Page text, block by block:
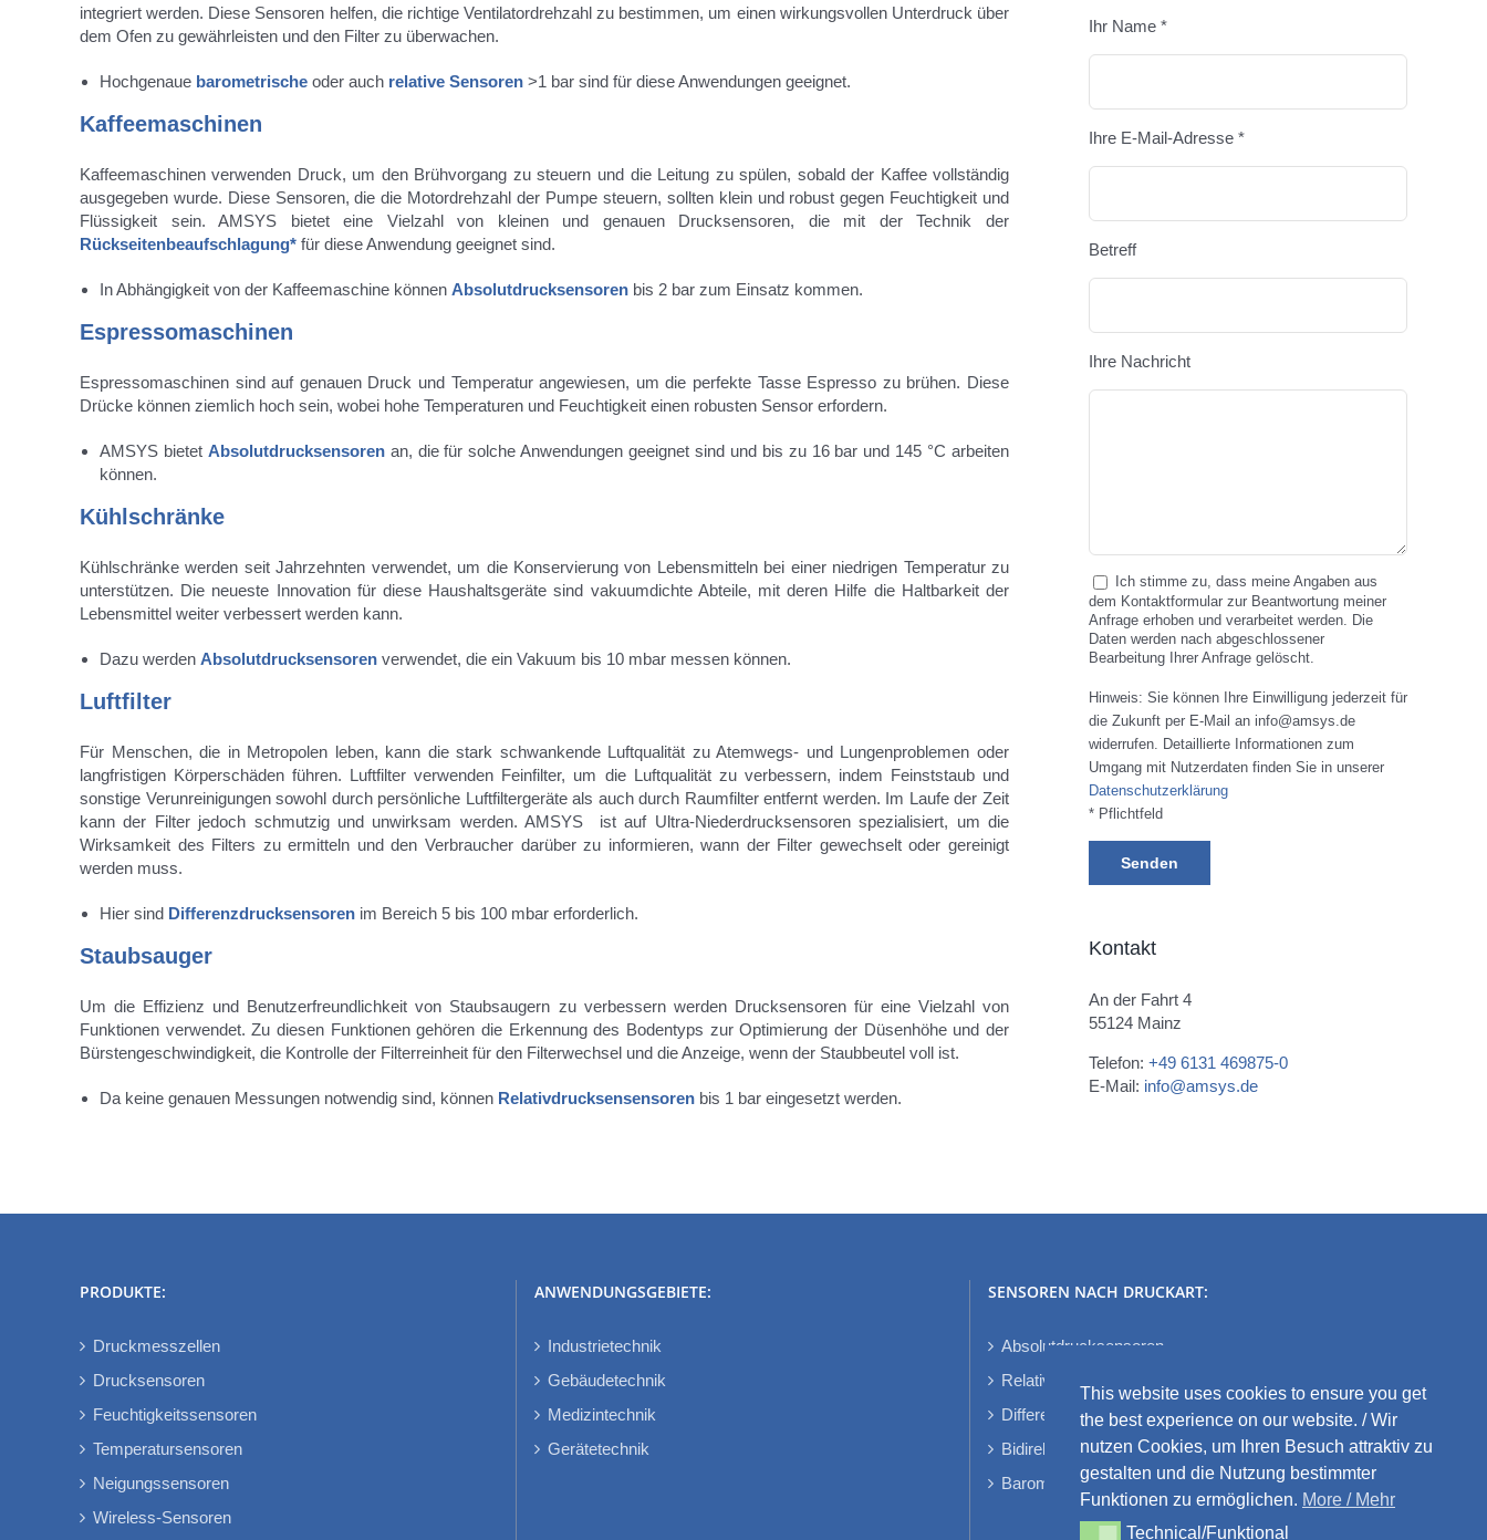
integriert werden. Diese Sensoren helfen, die richtige Ventilatordrehzahl zu bestimmen, um einen wirkungsvollen Unterdruck über
dem Ofen zu gewährleisten und den Filter zu überwachen.
Hochgenaue barometrische oder auch relative Sensoren>1 bar sind für diese Anwendungen geeignet.
Kaffeemaschinen
Kaffeemaschinen verwenden Druck, um den Brühvorgang zu steuern und die Leitung zu spülen, sobald der Kaffee vollständig
ausgegeben wurde. Diese Sensoren, die die Motordrehzahl der Pumpe steuern, sollten klein und robust gegen Feuchtigkeit und
Flüssigkeit sein. AMSYS bietet eine Vielzahl von kleinen und genauen Drucksensoren, die mit der Technik der
Rückseitenbeaufschlagung*für diese Anwendung geeignet sind.
In Abhängigkeit von der Kaffeemaschine können Absolutdrucksensoren bis 2 bar zum Einsatz kommen.
Espressomaschinen
Espressomaschinen sind auf genauen Druck und Temperatur angewiesen, um die perfekte Tasse Espresso zu brühen. Diese
Drücke können ziemlich hoch sein, wobei hohe Temperaturen und Feuchtigkeit einen robusten Sensor erfordern.
AMSYS bietet Absolutdrucksensoren an, die für solche Anwendungen geeignet sind und bis zu 16 bar und 145 °C arbeiten
können.
Kühlschränke
Kühlschränke werden seit Jahrzehnten verwendet, um die Konservierung von Lebens­mitteln bei einer niedrigen Temperatur zu
unterstützen. Die neueste Innovation für diese Haushaltsgeräte sind vakuumdichte Abteile, mit deren Hilfe die Haltbarkeit der
Lebensmittel weiter verbessert werden kann.
Dazu werden Absolutdrucksensoren verwendet, die ein Vakuum bis 10 mbar messen können.
Luftfilter
Für Menschen, die in Metropolen leben, kann die stark schwankende Luftqualität zu Atemwegs- und Lungenproblemen oder
langfristigen Körperschäden führen. Luftfilter verwenden Feinfilter, um die Luftqualität zu verbessern, indem Feinststaub und
sonstige Verunreinigungen sowohl durch persönliche Luftfiltergeräte als auch durch Raumfilter entfernt werden. Im Laufe der Zeit
kann der Filter jedoch schmutzig und unwirksam werden. AMSYS ist auf Ultra-Niederdrucksensoren spezialisiert, um die
Wirksamkeit des Filters zu ermitteln und den Verbraucher darüber zu informieren, wann der Filter gewechselt oder gereinigt
werden muss.
Hier sind Differenzdrucksensorenim Bereich 5 bis 100 mbar erforderlich.
Staubsauger
Um die Effizienz und Benutzerfreundlichkeit von Staubsaugern zu verbessern werden Drucksensoren für eine Vielzahl von
Funktionen verwendet. Zu diesen Funktionen gehören die Erkennung des Bodentyps zur Optimierung der Düsenhöhe und der
Bürstengeschwindigkeit, die Kontrolle der Filterreinheit für den Filterwechsel und die Anzeige, wenn der Staubbeutel voll ist.
Da keine genauen Messungen notwendig sind, können Relativdrucksensensorenbis 1 bar eingesetzt werden.
Ihr Name *
Ihre E-Mail-Adresse *
Betreff
Ihre Nachricht
Ich stimme zu, dass meine Angaben aus
dem Kontaktformular zur Beantwortung meiner
Anfrage erhoben und verarbeitet werden. Die
Daten werden nach abgeschlossener
Bearbeitung Ihrer Anfrage gelöscht.
Hinweis: Sie können Ihre Einwilligung jederzeit für
die Zukunft per E-Mail an info@amsys.de
widerrufen. Detaillierte Informationen zum
Umgang mit Nutzerdaten finden Sie in unserer
Datenschutzerklärung
* Pflichtfeld
Kontakt
An der Fahrt 4
55124 Mainz
Telefon: +49 6131 469875-0
E-Mail: info@amsys.de
PRODUKTE:
Druckmesszellen
Drucksensoren
Feuchtigkeitssensoren
Temperatursensoren
Neigungssensoren
Wireless-Sensoren
ANWENDUNGSGEBIETE:
Industrietechnik
Gebäudetechnik
Medizintechnik
Gerätetechnik
SENSOREN NACH DRUCKART:
Absolutdrucksensoren
Relativdrucksensoren
Differenzdrucksensoren
Bidirektionale Differenzdrucksensoren
Barometrische Drucksensoren
This website uses cookies to ensure you get
the best experience on our website. / Wir
nutzen Cookies, um Ihren Besuch attraktiv zu
gestalten und die Nutzung bestimmter
Funktionen zu ermöglichen. More / Mehr
Technical/Funktional
Technical/Funktional